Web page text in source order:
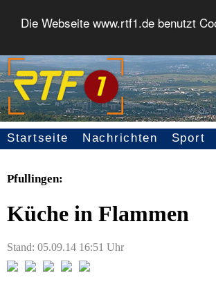
Die Webseite www.rtf1.de benutzt
Seitennavigation
Startseite Nachrichten Sport
Pfullingen:
Küche in Flammen
Stand: 05.09.14 16:51 Uhr